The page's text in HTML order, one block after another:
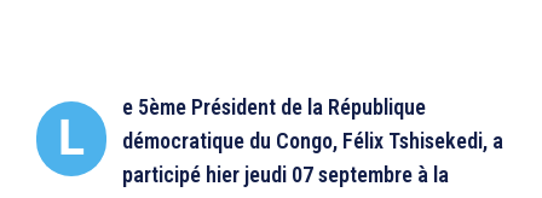
L
e 5ème Président de la République
démocratique du Congo, Félix Tshisekedi, a
participé hier jeudi 07 septembre à la